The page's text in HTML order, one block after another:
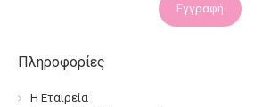
Εγγραφή
Πληροφορίες
Η Εταιρεία